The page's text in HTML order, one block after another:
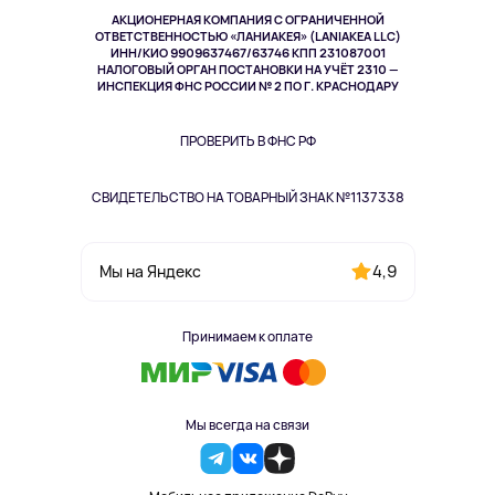
АКЦИОНЕРНАЯ КОМПАНИЯ С ОГРАНИЧЕННОЙ
ОТВЕТСТВЕННОСТЬЮ «ЛАНИАКЕЯ» (LANIAKEA LLC)
ИНН/КИО 9909637467/63746 КПП 231087001
НАЛОГОВЫЙ ОРГАН ПОСТАНОВКИ НА УЧЁТ 2310 —
ИНСПЕКЦИЯ ФНС РОССИИ № 2 ПО Г. КРАСНОДАРУ
ПРОВЕРИТЬ В ФНС РФ
СВИДЕТЕЛЬСТВО НА ТОВАРНЫЙ ЗНАК №1137338
Мы на Яндекс 4,9
Принимаем к оплате
Мы всегда на связи
Здоровье питомцев
Одежда и аксессуары